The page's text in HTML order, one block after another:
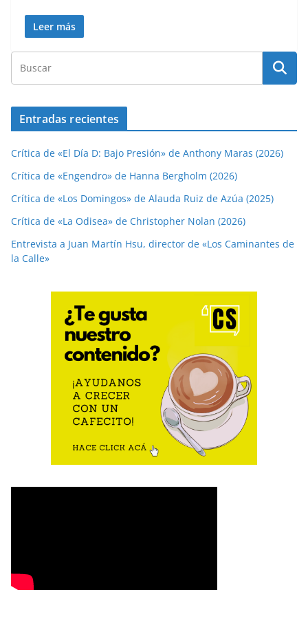
Leer más
Entradas recientes
Crítica de «El Día D: Bajo Presión» de Anthony Maras (2026)
Crítica de «Engendro» de Hanna Bergholm (2026)
Crítica de «Los Domingos» de Alauda Ruiz de Azúa (2025)
Crítica de «La Odisea» de Christopher Nolan (2026)
Entrevista a Juan Martín Hsu, director de «Los Caminantes de
la Calle»